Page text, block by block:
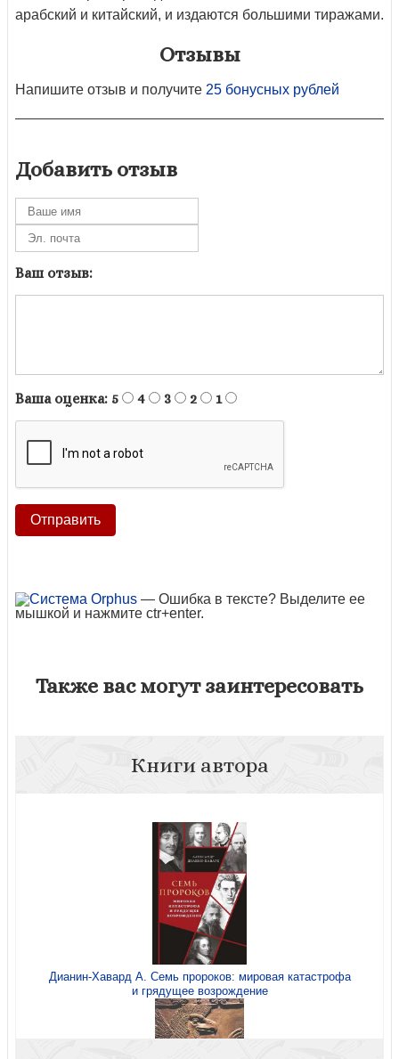
арабский и китайский, и издаются большими тиражами.
Отзывы
Напишите отзыв и получите 25 бонусных рублей
Добавить отзыв
Ваш отзыв:
Ваша оценка: 5 4 3 2 1
— Ошибка в тексте? Выделите ее
мышкой и нажмите ctr+enter.
Также вас могут заинтересовать
Книги автора
Дианин-Хавард А. Семь пророков: мировая катастрофа
и грядущее возрождение